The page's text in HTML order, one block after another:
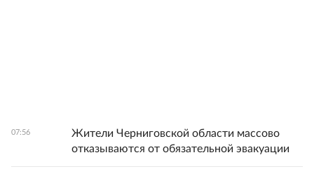
07:56
Жители Черниговской области массово
отказываются от обязательной эвакуации